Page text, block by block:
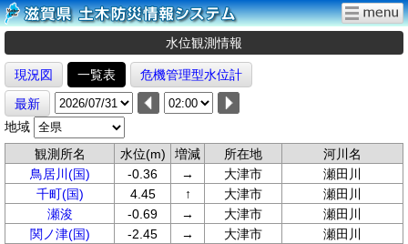
水位観測情報
現況図 一覧表
危機管理型水位計
最新
地域
観測所名
水位(m) 増減 所在地
河川名
鳥居川(国)
-0.36 → 大津市
瀬田川
千町(国)
4.45 ↑ 大津市
瀬田川
瀬浚
-0.69 → 大津市
瀬田川
関ノ津(国)
-2.45 → 大津市
瀬田川